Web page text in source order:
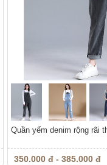
Quần yếm denim rộng rãi
350.000 đ - 385.000 đ